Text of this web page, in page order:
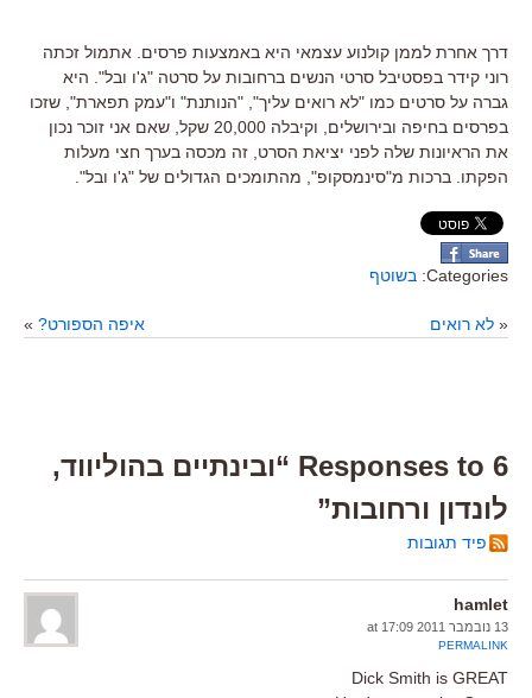
דרך אחרת לממן קולנוע עצמאי היא באמצעות פרסים. אתמול זכתה
רוני קידר בפסטיבל סרטי הנשים ברחובות על סרטה "ג'ו ובל". היא
גברה על סרטים כמו "לא רואים עליך", "הנותנת" ו"עמק תפארת", שזכו
בפרסים בחיפה ובירושלים, וקיבלה 20,000 שקל, שאם אני זוכר נכון
את הראיונות שלה לפני יציאת הסרט, זה מכסה בערך חצי מעלות
הפקתו. ברכות מ"סינמסקופ", מהתומכים הגדולים של "ג'ו ובל".
Categories: בשוטף
« לא רואים איפה הספורט? »
6 Responses to “ובינתיים בהוליווד,
לונדון ורחובות”
פיד תגובות
hamlet
13 נובמבר 2011 at 17:09
PERMALINK
Dick Smith is GREAT